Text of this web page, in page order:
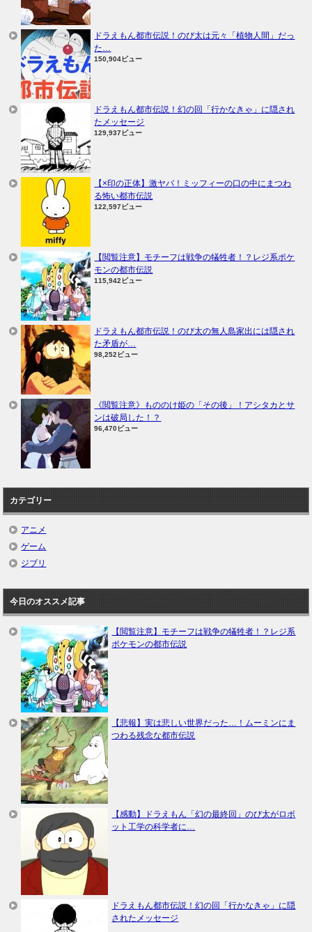
ドラえもん都市伝説！のび太は元々「植物人間」だっ
た…
150,904ビュー
ドラえもん都市伝説！幻の回「行かなきゃ」に隠され
たメッセージ
129,937ビュー
【×印の正体】激ヤバ！ミッフィーの口の中にまつわ
る怖い都市伝説
122,597ビュー
【閲覧注意】モチーフは戦争の犠牲者！？レジ系ポケ
モンの都市伝説
115,942ビュー
ドラえもん都市伝説！のび太の無人島家出には隠され
た矛盾が…
98,252ビュー
《閲覧注意》もののけ姫の「その後」！アシタカとサ
ンは破局した！？
96,470ビュー
カテゴリー
アニメ
ゲーム
ジブリ
今日のオススメ記事
【閲覧注意】モチーフは戦争の犠牲者！？レジ系
ポケモンの都市伝説
【悲報】実は悲しい世界だった…！ムーミンにま
つわる残念な都市伝説
【感動】ドラえもん「幻の最終回」のび太がロボ
ット工学の科学者に…
ドラえもん都市伝説！幻の回「行かなきゃ」に隠
されたメッセージ